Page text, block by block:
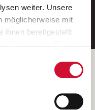
weiter. Unsere
möglicherweise mit
ihnen bereitgestellt
so stimmen
zu. Sie können
jederzeit widerrufen,
aufrufen und diese